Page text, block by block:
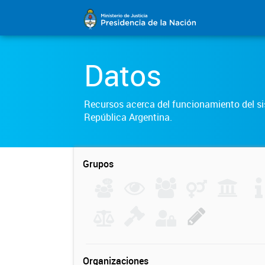
Datos
Recursos acerca del funcionamiento del
República Argentina.
Grupos
Organizaciones